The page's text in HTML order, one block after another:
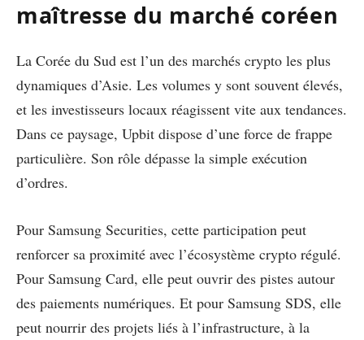
maîtresse du marché coréen
La Corée du Sud est l’un des marchés crypto les plus
dynamiques d’Asie. Les volumes y sont souvent élevés,
et les investisseurs locaux réagissent vite aux tendances.
Dans ce paysage, Upbit dispose d’une force de frappe
particulière. Son rôle dépasse la simple exécution
d’ordres.
Pour Samsung Securities, cette participation peut
renforcer sa proximité avec l’écosystème crypto régulé.
Pour Samsung Card, elle peut ouvrir des pistes autour
des paiements numériques. Et pour Samsung SDS, elle
peut nourrir des projets liés à l’infrastructure, à la